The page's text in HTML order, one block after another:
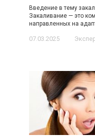
Введение в тему
Закаливание — это
направленных на
07.03.2025